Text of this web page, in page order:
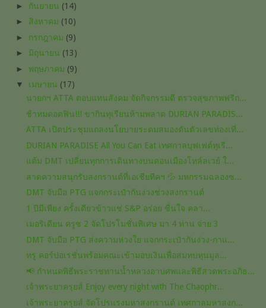
► กันยายน (14)
► สิงหาคม (10)
► กรกฎาคม (9)
► มิถุนายน (13)
► พฤษภาคม (9)
▼ เมษายน (17)
นายกฯ ATTA ตอบแทนสังคม จัดกิจกรรมดี ตรวจสุขภาพฟรีถ...
ช้าหมดอดฟิน!!! ขากินทุเรียนห้ามพลาด DURIAN PARADIS...
ATTA เปิดประชุมแถลงนโยบายระดมสมองดันตัวเลขท่องเที่...
DURIAN PARADISE All You Can Eat เทศกาลบุฟเฟต์ทุเรี...
แต้ม DMT เปลี่ยนทุกการเดินทางบนดอนเมืองโทล์ลเวย์ ใ...
สาดความสนุกรับสงกรานต์ที่เอเชียทีคฯ 💦 มหกรรมฉลองซ...
DMT จับมือ PTG แจกกระเป๋ากันง่วงช่วงสงกรานต์
1 ปีมีเพียง ครั้งเดียวข้าวแช่ S&P อร่อย ชื่นใจ คลา...
เมอริเดียน ครูซ 2 จัดโปรโมชั่นพิเศษ มา 4 ท่าน จ่าย 3
DMT จับมือ PTG ส่งความห่วงใย แจกกระเป๋ากันง่วง-กาแ...
ทรู คอร์ปอเรชั่นพร้อมคณะเข้ามอบเงินเพื่อสมทบทุนมูล...
📢 กำหนดพิธีพระราชทานน้ำหลวงอาบศพและพิธีสวดพระอภิธ...
เจ้าพระยาครุยส์ Enjoy every night with The Chaophr...
เจ้าพระยาครุยส์ จัดโปรแรงมหาสงกรานต์ เทศกาลมหาสงก...